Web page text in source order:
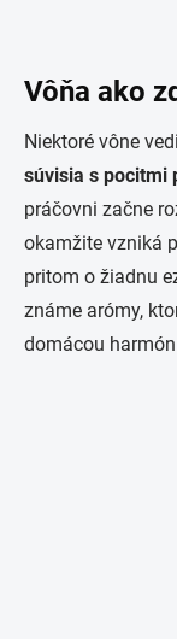
Vôňa ako
Niektoré vône
súvisia s pocitmi
práčovni začne
okamžite vzniká
pritom o žiadnu
známe arómy,
domácou